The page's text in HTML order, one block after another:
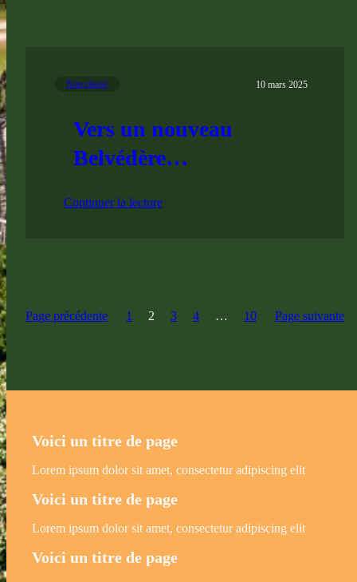
Non classé 10 mars 2025
Vers un nouveau
Belvédère…
Continuer la lecture
Page précédente 1 2 3 4 … 10 Page suivante
Voici un titre de page
Lorem ipsum dolor sit amet, consectetur adipiscing elit
Voici un titre de page
Lorem ipsum dolor sit amet, consectetur adipiscing elit
Voici un titre de page